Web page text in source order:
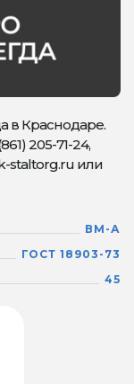
в Краснодаре.
205-71-24,
staltorg.ru или
ВМ-А
ГОСТ 18903-73
45